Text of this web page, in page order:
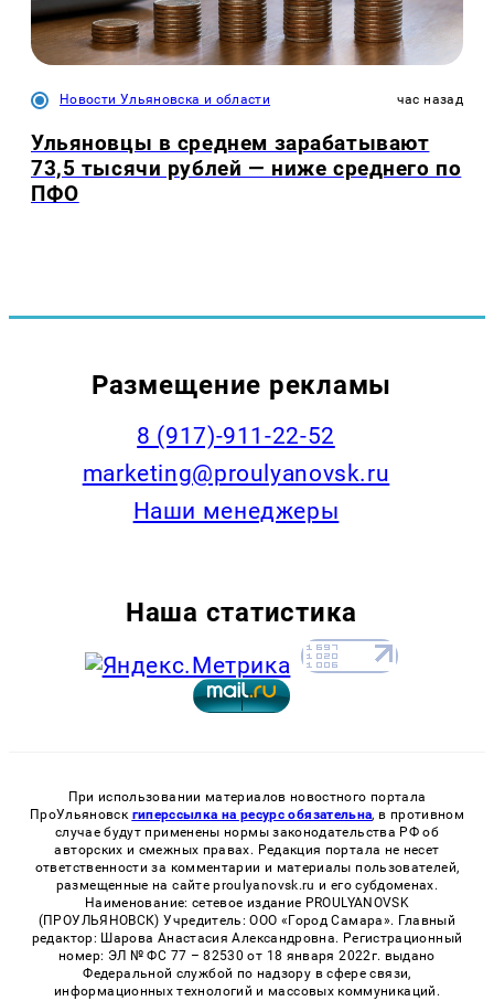
Новости Ульяновска и области час назад
Ульяновцы в среднем зарабатывают
73,5 тысячи рублей — ниже среднего по
ПФО
Размещение рекламы
8 (917)-911-22-52
marketing@proulyanovsk.ru
Наши менеджеры
Наша статистика
При использовании материалов новостного портала
ПроУльяновск гиперссылка на ресурс обязательна, в противном
случае будут применены нормы законодательства РФ об
авторских и смежных правах. Редакция портала не несет
ответственности за комментарии и материалы пользователей,
размещенные на сайте proulyanovsk.ru и его субдоменах.
Наименование: сетевое издание PROULYANOVSK
(ПРОУЛЬЯНОВСК) Учредитель: ООО «Город Самара». Главный
редактор: Шарова Анастасия Александровна. Регистрационный
номер: ЭЛ № ФС 77 – 82530 от 18 января 2022г. выдано
Федеральной службой по надзору в сфере связи,
информационных технологий и массовых коммуникаций.